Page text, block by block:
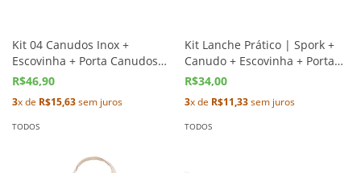
Kit 04 Canudos Inox +
Escovinha + Porta Canudos
com Botão | 4,5 cm
R$46,90
3x de R$15,63sem juros
TODOS
Kit Lanche Prático | Spork +
Canudo + Escovinha + Porta
Canudo
R$34,00
3x de R$11,33sem juros
TODOS